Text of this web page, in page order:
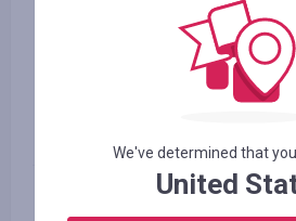
EDA0060575 Etui na
Pro Gradient z
Zostało 1
We've determined that
United